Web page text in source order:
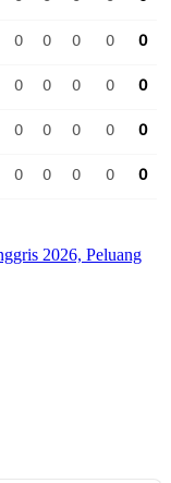
2026, Peluang